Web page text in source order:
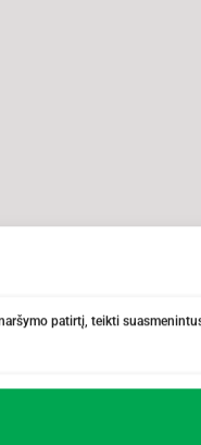
patirtį, teikti